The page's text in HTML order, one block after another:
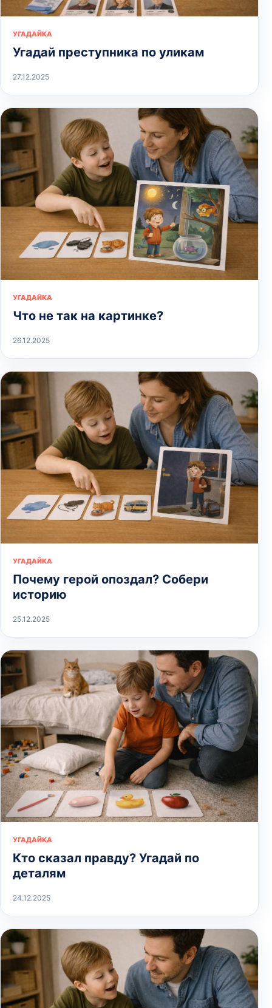
УГАДАЙКА
Угадай преступника по уликам
27.12.2025
УГАДАЙКА
Что не так на картинке?
26.12.2025
УГАДАЙКА
Почему герой опоздал? Собери
историю
25.12.2025
УГАДАЙКА
Кто сказал правду? Угадай по
деталям
24.12.2025